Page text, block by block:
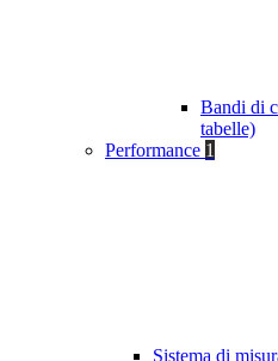
Bandi di
tabelle)
Performance 1
Sistema di